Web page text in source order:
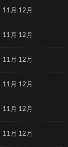
11月 12月
11月 12月
11月 12月
11月 12月
11月 12月
11月 12月